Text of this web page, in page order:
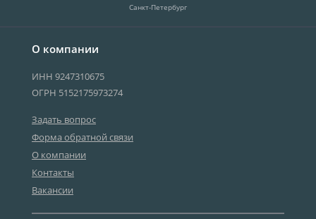
О компании
ИНН 9247310675
ОГРН 5152175973274
Задать вопрос
Форма обратной связи
О компании
Контакты
Вакансии
Санкт-Петербург